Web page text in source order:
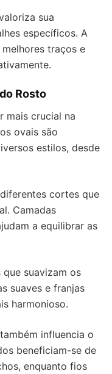
sua
específicos. A
traços e
Rosto
mais crucial na
ovais são
estilos, desde
cortes que
Camadas
a equilibrar as
suavizam os
suaves e franjas
harmonioso.
influencia o
beneficiam-se de
enquanto fios